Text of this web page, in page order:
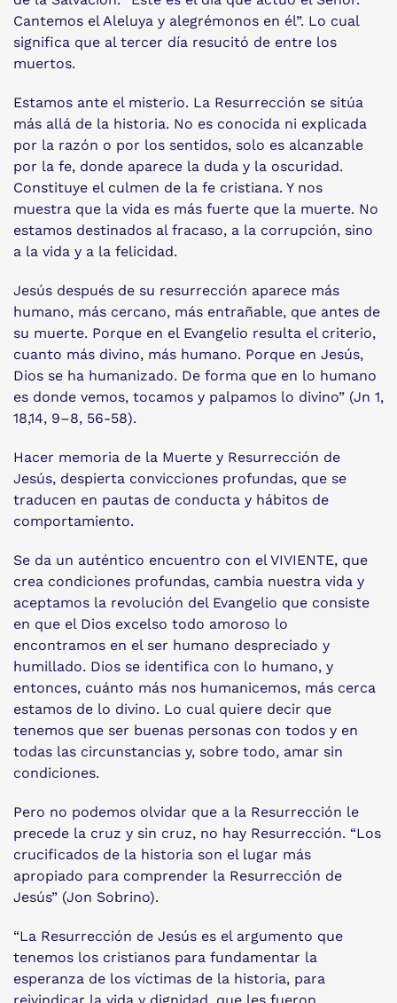
Cantemos el Aleluya y alegrémonos en él”. Lo cual
significa que al tercer día resucitó de entre los
muertos.
Estamos ante el misterio. La Resurrección se sitúa
más allá de la historia. No es conocida ni explicada
por la razón o por los sentidos, solo es alcanzable
por la fe, donde aparece la duda y la oscuridad.
Constituye el culmen de la fe cristiana. Y nos
muestra que la vida es más fuerte que la muerte. No
estamos destinados al fracaso, a la corrupción, sino
a la vida y a la felicidad.
Jesús después de su resurrección aparece más
humano, más cercano, más entrañable, que antes de
su muerte. Porque en el Evangelio resulta el criterio,
cuanto más divino, más humano. Porque en Jesús,
Dios se ha humanizado. De forma que en lo humano
es donde vemos, tocamos y palpamos lo divino” (Jn 1,
18,14, 9–8, 56-58).
Hacer memoria de la Muerte y Resurrección de
Jesús, despierta convicciones profundas, que se
traducen en pautas de conducta y hábitos de
comportamiento.
Se da un auténtico encuentro con el VIVIENTE, que
crea condiciones profundas, cambia nuestra vida y
aceptamos la revolución del Evangelio que consiste
en que el Dios excelso todo amoroso lo
encontramos en el ser humano despreciado y
humillado. Dios se identifica con lo humano, y
entonces, cuánto más nos humanicemos, más cerca
estamos de lo divino. Lo cual quiere decir que
tenemos que ser buenas personas con todos y en
todas las circunstancias y, sobre todo, amar sin
condiciones.
Pero no podemos olvidar que a la Resurrección le
precede la cruz y sin cruz, no hay Resurrección. “Los
crucificados de la historia son el lugar más
apropiado para comprender la Resurrección de
Jesús” (Jon Sobrino).
“La Resurrección de Jesús es el argumento que
tenemos los cristianos para fundamentar la
esperanza de los víctimas de la historia, para